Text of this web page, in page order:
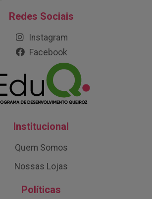
Redes Sociais
Instagram
Facebook
Institucional
Quem Somos
Nossas Lojas
Políticas